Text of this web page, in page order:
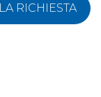
RICHIESTA